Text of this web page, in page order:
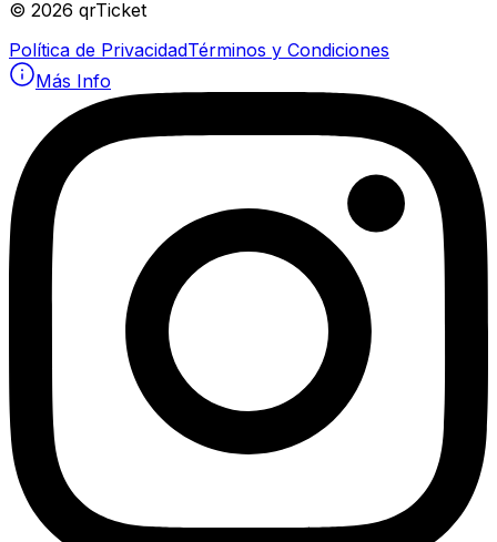
© 2026 qrTicket
Política de PrivacidadTérminos y Condiciones
Más Info